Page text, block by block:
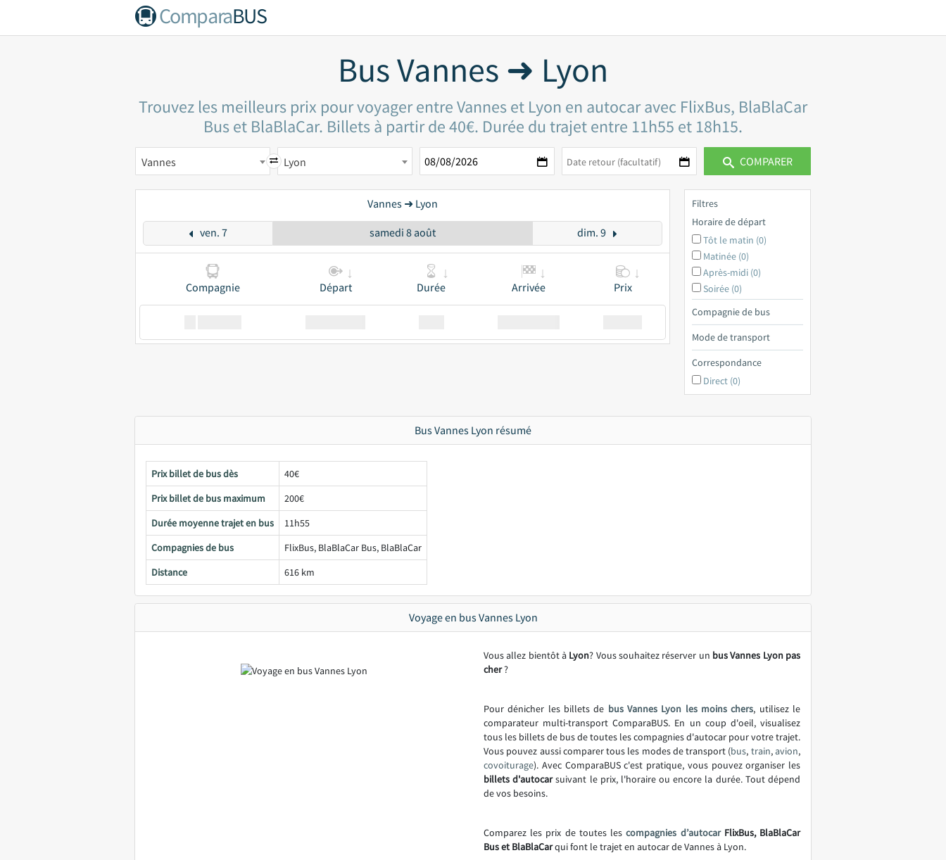
ComparaBUS
Bus Vannes ➜ Lyon
Trouvez les meilleurs prix pour voyager entre Vannes et Lyon en autocar avec FlixBus, BlaBlaCar
Bus et BlaBlaCar. Billets à partir de 40€. Durée du trajet entre 11h55 et 18h15.
Vannes Lyon COMPARER
Vannes ➜ Lyon
ven. 7 samedi 8 août dim. 9
Compagnie Départ Durée Arrivée Prix
Filtres
Horaire de départ
Tôt le matin (0)
Matinée (0)
Après-midi (0)
Soirée (0)
Compagnie de bus
Mode de transport
Correspondance
Direct (0)
Bus Vannes Lyon résumé
Prix billet de bus dès
40€
Prix billet de bus maximum
200€
Durée moyenne trajet en bus
11h55
Compagnies de bus
FlixBus, BlaBlaCar Bus, BlaBlaCar
Distance
616 km
Voyage en bus Vannes Lyon
Vous allez bientôt à Lyon? Vous souhaitez réserver un bus Vannes Lyon pas
cher?
Pour dénicher les billets de bus Vannes Lyon les moins chers, utilisez le
comparateur multi-transport ComparaBUS. En un coup d'oeil, visualisez
tous les billets de bus de toutes les compagnies d'autocar pour votre trajet.
Vous pouvez aussi comparer tous les modes de transport (bus, train,avion,
covoiturage). Avec ComparaBUS c'est pratique, vous pouvez organiser les
billets d'autocarsuivant le prix, l'horaire ou encore la durée. Tout dépend
de vos besoins.
Comparez les prix de toutes lescompagnies d’autocarFlixBus, BlaBlaCar
Bus et BlaBlaCarqui font le trajet en autocar de Vannes à Lyon.